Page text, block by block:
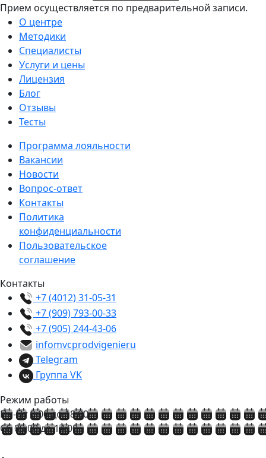
Прием осуществляется по предварительной записи.
О центре
Методики
Специалисты
Услуги и цены
Лицензия
Блог
Отзывы
Тесты
Программа лояльности
Вакансии
Новости
Вопрос-ответ
Контакты
Политика
конфиденциальности
Пользовательское
соглашение
Контакты
+7 (4012) 31-05-31
+7 (909) 793-00-33
+7 (905) 244-43-06
infomvcprodvigenieru
Telegram
Группа VK
Режим работы
Пн-Пт 9:00 до 18:00
Сб 09:00 до 14:00